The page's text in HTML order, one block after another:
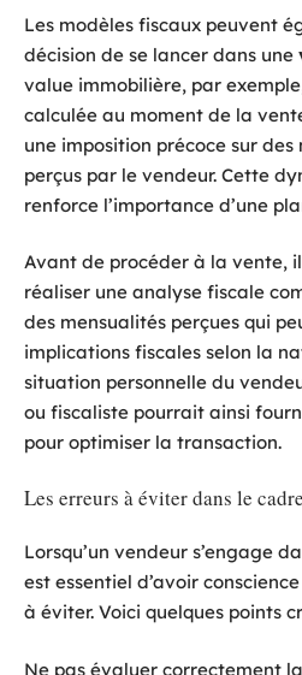
Les modèles fiscaux peuvent
décision de se lancer dans une
value immobilière, par
calculée au moment de la
une imposition précoce sur
perçus par le vendeur. Cette
renforce l’importance d’une
Avant de procéder à la vente,
réaliser une analyse fiscale
des mensualités perçues qui
implications fiscales selon la
situation personnelle du
ou fiscaliste pourrait ainsi
pour optimiser la transaction.
Les erreurs à éviter dans le
Lorsqu’un vendeur s’engage
est essentiel d’avoir
à éviter. Voici quelques points
Ne pas évaluer correctement